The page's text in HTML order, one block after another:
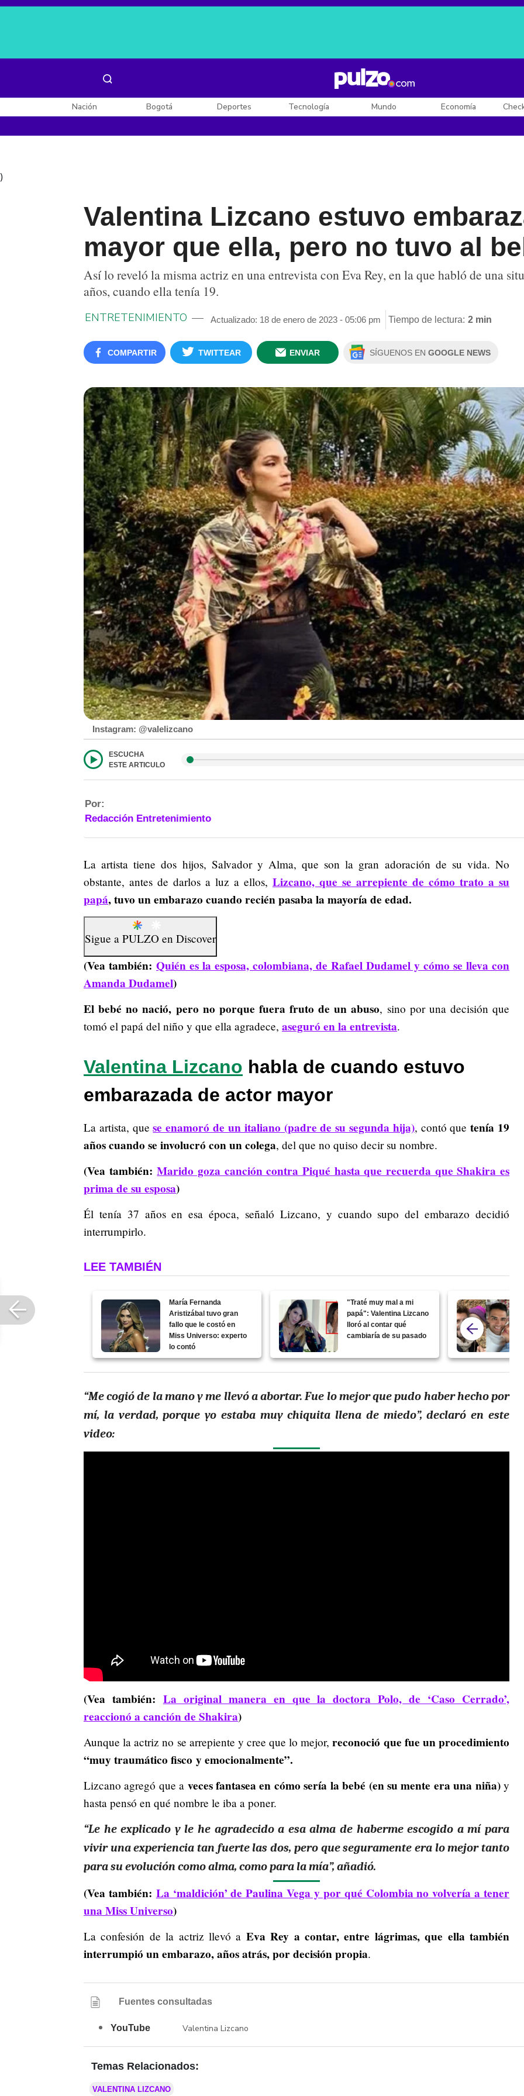
Posesión de De la Espriella
Nación Bogotá Deportes Tecnología Mundo Economía
)
Valentina Lizcano estuvo
mayor que ella, pero no tuvo al
Así lo reveló la misma actriz en una entrevista con Eva Rey, en la que habló de una
años, cuando ella tenía 19.
ENTRETENIMIENTO Actualizado: 18 de enero de 2023 - 05:06 pm Tiempo de lectura: 2 min
COMPARTIR TWITTEAR ENVIAR SÍGUENOS EN GOOGLE NEWS
Instagram: @valelizcano
ESCUCHA
ESTE ARTICULO
Por:
Redacción Entretenimiento
La artista tiene dos hijos, Salvador y Alma, que son la gran adoración de su vida. No
obstante, antes de darlos a luz a ellos, Lizcano, que se arrepiente de cómo trato a su
papá, tuvo un embarazo cuando recién pasaba la mayoría de edad.
Sigue a PULZO en Discover
(Vea también: Quién es la esposa, colombiana, de Rafael Dudamel y cómo se lleva con
Amanda Dudamel)
El bebé no nació, pero no porque fuera fruto de un abuso, sino por una decisión que
tomó el papá del niño y que ella agradece, aseguró en la entrevista.
Valentina Lizcano habla de cuando estuvo
embarazada de actor mayor
La artista, quese enamoró de un italiano (padre de su segunda hija), contó quetenía 19
años cuando se involucró con un colega, del que no quiso decir su nombre.
(Vea también:Marido goza canción contra Piqué hasta que recuerda que Shakira es
prima de su esposa)
Él tenía 37 años en esa época, señaló Lizcano, y cuando supo del embarazo decidió
interrumpirlo.
LEE TAMBIÉN
María Fernanda
Aristizábal tuvo gran
fallo que le costó en
Miss Universo: experto
lo contó
"Traté muy mal a mi
papá": Valentina Lizcano
lloró al contar qué
cambiaría de su pasado
“Me cogió de la mano y me llevó a abortar. Fue lo mejor que pudo haber hecho por
mí, la verdad, porque yo estaba muy chiquita llena de miedo”, declaró en este
video:
(Vea también: La original manera en que la doctora Polo, de ‘Caso Cerrado’,
reaccionó a canción de Shakira)
Aunque la actriz no se arrepiente y cree que lo mejor,reconoció que fue un procedimiento
“muy traumático fisco y emocionalmente”.
Lizcano agregó que a veces fantasea en cómo sería la bebé (en su mente era una niña)y
hasta pensó en qué nombre le iba a poner.
“Le he explicado y le he agradecido a esa alma de haberme escogido a mí para
vivir una experiencia tan fuerte las dos, pero que seguramente era lo mejor tanto
para su evolución como alma, como para la mía”, añadió.
(Vea también: La ‘maldición’ de Paulina Vega y por qué Colombia no volvería a tener
una Miss Universo)
La confesión de la actriz llevó a Eva Rey a contar, entre lágrimas, que ella también
interrumpió un embarazo, años atrás, por decisión propia.
Fuentes consultadas
YouTube Valentina Lizcano
Temas Relacionados:
VALENTINA LIZCANO